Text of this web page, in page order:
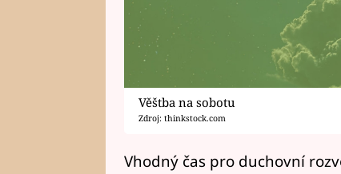
Věštba na sobotu
Zdroj: thinkstock.com
Vhodný čas pro duchovní